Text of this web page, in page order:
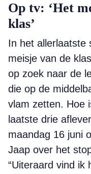
Op tv: ‘Het
klas’
In het allerlaatste
meisje van de
op zoek naar de
die op de
vlam zetten. Hoe
laatste drie
maandag 16 juni
Jaap over het
“Uiteraard vind ik